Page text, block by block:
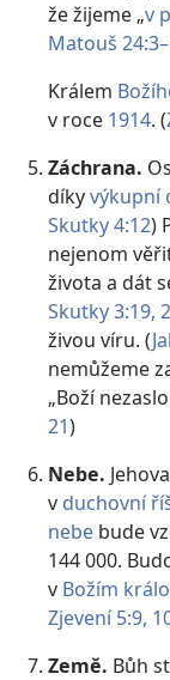
že žijeme „v
Matouš
Králem
v roce 1914. (
Záchrana.
díkyvýkupní
Skutky 4:12)
nejenom
života a dát
Skutky 3:19,
živou víru. (
nemůžeme
„Boží
21)
Nebe.
v duchovní
nebe bude
144 000.
v Božím
Zjevení 5:9,
Země. Bůh